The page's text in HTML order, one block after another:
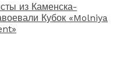
из Каменска-
Кубок «Molniya